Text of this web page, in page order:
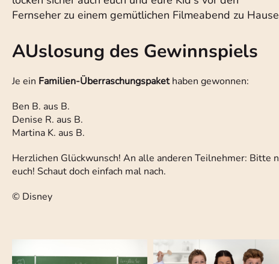
Fernseher zu einem gemütlichen Filmeabend zu
AUslosung des Gewinnspiels
Je ein Familien-Überraschungspakethaben gewonnen:
Ben B. aus B.
Denise R. aus B.
Martina K. aus B.
Herzlichen Glückwunsch! An alle anderen Teilnehmer:
euch! Schaut doch einfach mal nach.
© Disney